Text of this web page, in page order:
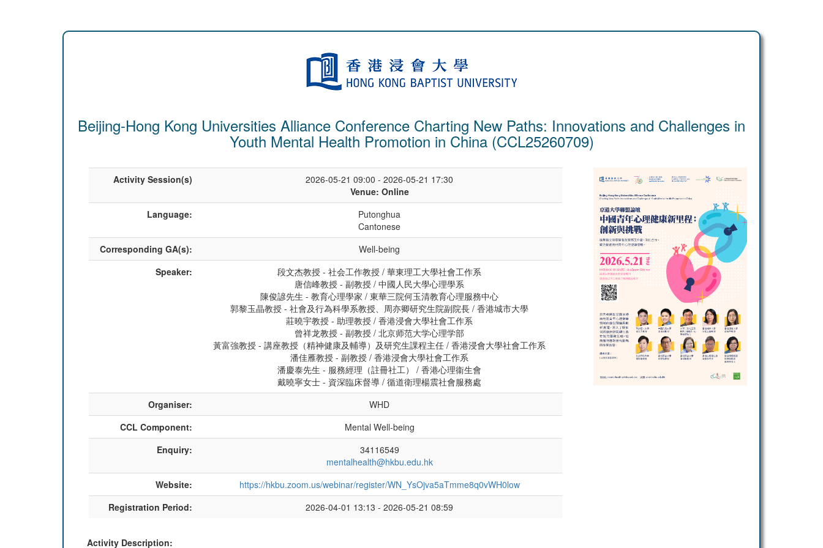
Beijing-Hong Kong Universities Alliance Conference Charting New Paths: Innovations and Challenges in
Youth Mental Health Promotion in China (CCL25260709)
Activity Session(s)
2026-05-21 09:00 - 2026-05-21 17:30
Venue: Online
Language:
Putonghua
Cantonese
Corresponding GA(s):
Well-being
Speaker:
段文杰教授 - 社会工作教授 / 華東理工大學社會工作系
唐信峰教授 - 副教授 / 中國人民大學心理學系
陳俊諺先生 - 教育心理學家 / 東華三院何玉清教育心理服務中心
郭黎玉晶教授 - 社會及行為科學系教授、周亦卿研究生院副院長 / 香港城市大學
莊曉宇教授 - 助理教授 / 香港浸會大學社會工作系
曾祥龙教授 - 副教授 / 北京师范大学心理学部
黃富強教授 - 講座教授（精神健康及輔導）及研究生課程主任 / 香港浸會大學社會工作系
潘佳雁教授 - 副教授 / 香港浸會大學社會工作系
潘慶泰先生 - 服務經理（註冊社工） / 香港心理衞生會
戴曉寧女士 - 資深臨床督導 / 循道衛理楊震社會服務處
Organiser:
WHD
CCL Component:
Mental Well-being
Enquiry:
34116549
mentalhealth@hkbu.edu.hk
Website:
https://hkbu.zoom.us/webinar/register/WN_YsOjva5aTmme8q0vWH0low
Registration Period:
2026-04-01 13:13 - 2026-05-21 08:59
Activity Description: